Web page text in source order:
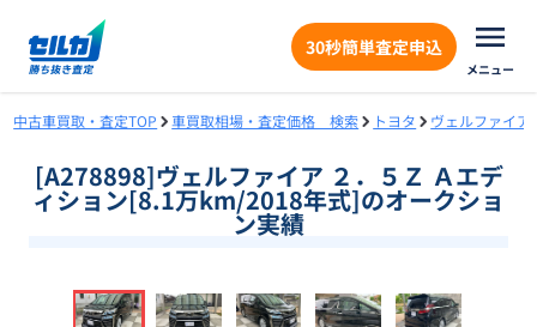
30秒簡単査定申込
メニュー
中古車買取・査定TOP 車買取相場・査定価格 検索 トヨタ ヴェルファイア
[A278898]ヴェルファイア ２．５Ｚ Ａエデ
ィション[8.1万km/2018年式]のオークショ
ン実績
1/18